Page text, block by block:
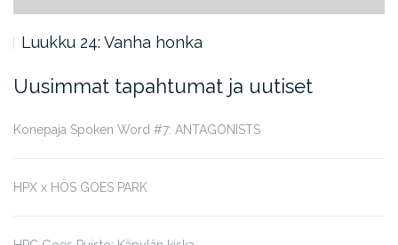
Luukku 24: Vanha honka
Uusimmat tapahtumat ja uutiset
Konepaja Spoken Word #7: ANTAGONISTS
HPX x HÖS GOES PARK